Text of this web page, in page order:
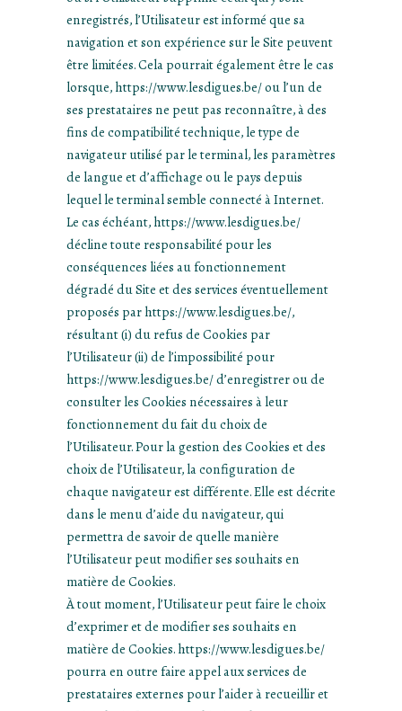
enregistrés, l’Utilisateur est informé que sa
navigation et son expérience sur le Site peuvent
être limitées. Cela pourrait également être le cas
lorsque, https://www.lesdigues.be/ ou l’un de
ses prestataires ne peut pas reconnaître, à des
fins de compatibilité technique, le type de
navigateur utilisé par le terminal, les paramètres
de langue et d’affichage ou le pays depuis
lequel le terminal semble connecté à Internet.
Le cas échéant, https://www.lesdigues.be/
décline toute responsabilité pour les
conséquences liées au fonctionnement
dégradé du Site et des services éventuellement
proposés par https://www.lesdigues.be/,
résultant (i) du refus de Cookies par
l’Utilisateur (ii) de l’impossibilité pour
https://www.lesdigues.be/ d’enregistrer ou de
consulter les Cookies nécessaires à leur
fonctionnement du fait du choix de
l’Utilisateur. Pour la gestion des Cookies et des
choix de l’Utilisateur, la configuration de
chaque navigateur est différente. Elle est décrite
dans le menu d’aide du navigateur, qui
permettra de savoir de quelle manière
l’Utilisateur peut modifier ses souhaits en
matière de Cookies.
À tout moment, l’Utilisateur peut faire le choix
d’exprimer et de modifier ses souhaits en
matière de Cookies. https://www.lesdigues.be/
pourra en outre faire appel aux services de
prestataires externes pour l’aider à recueillir et